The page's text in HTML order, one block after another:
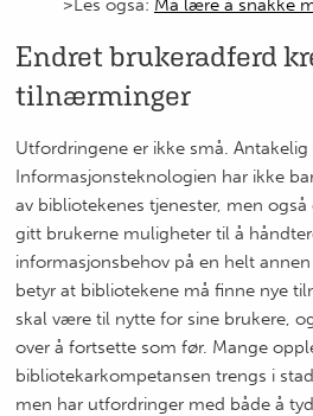
>Les også: Må lære å snakke
Endret brukeradferd
tilnærminger
Utfordringene er ikke små. Antakelig
Informasjonsteknologien har ikke
av bibliotekenes tjenester, men
gitt brukerne muligheter til å
informasjonsbehov på en helt
betyr at bibliotekene må finne nye
skal være til nytte for sine brukere,
over å fortsette som før. Mange
bibliotekarkompetansen trengs i
men har utfordringer med både å